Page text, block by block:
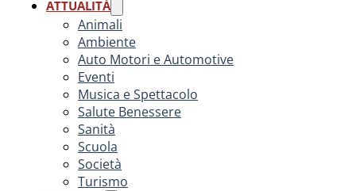
ATTUALITÀ
Animali
Ambiente
Auto Motori e Automotive
Eventi
Musica e Spettacolo
Salute Benessere
Sanità
Scuola
Società
Turismo